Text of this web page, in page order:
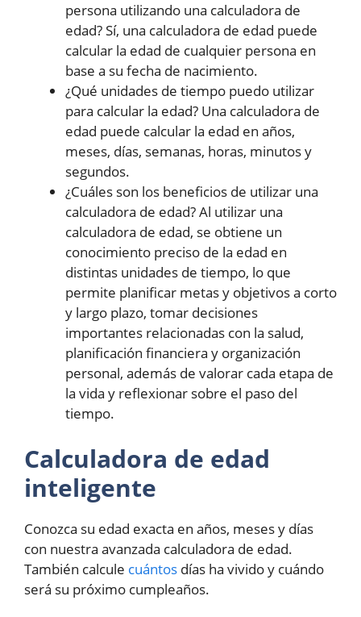
persona utilizando una calculadora de
edad? Sí, una calculadora de edad puede
calcular la edad de cualquier persona en
base a su fecha de nacimiento.
¿Qué unidades de tiempo puedo utilizar
para calcular la edad? Una calculadora de
edad puede calcular la edad en años,
meses, días, semanas, horas, minutos y
segundos.
¿Cuáles son los beneficios de utilizar una
calculadora de edad? Al utilizar una
calculadora de edad, se obtiene un
conocimiento preciso de la edad en
distintas unidades de tiempo, lo que
permite planificar metas y objetivos a corto
y largo plazo, tomar decisiones
importantes relacionadas con la salud,
planificación financiera y organización
personal, además de valorar cada etapa de
la vida y reflexionar sobre el paso del
tiempo.
Calculadora de edad
inteligente
Conozca su edad exacta en años, meses y días
con nuestra avanzada calculadora de edad.
También calcule cuántos días ha vivido y cuándo
será su próximo cumpleaños.